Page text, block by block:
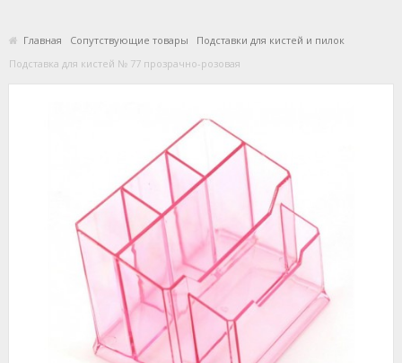
Главная Сопутствующие товары
Подставки для кистей и пилок
Подставка для кистей № 77 прозрачно-розовая